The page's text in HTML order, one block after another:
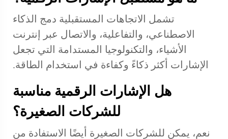
تشمل الاتجاهات المستقبلية دمج الذكاء
الاصطناعي، والتفاعلية، والاتصال عبر إنترنت
الأشياء، والتكنولوجيا المستدامة التي تجعل
الإشارات أكثر ذكاءً وكفاءة في استخدام الطاقة.
هل الإشارات الرقمية مناسبة
للشركات الصغيرة؟
نعم، يمكن للشركات الصغيرة أيضًا الاستفادة من